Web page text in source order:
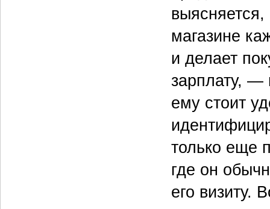
выясняется,
магазине
и делает
зарплату, —
ему стоит
только еще
где он
его визиту.